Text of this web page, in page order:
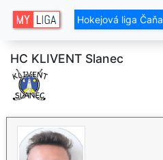
Hokejová liga Čaňa
HC KLIVENT Slanec